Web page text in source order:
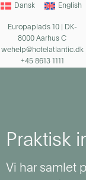
Dansk English
Europaplads 10 | DK-
8000 Aarhus C
wehelp@hotelatlantic.dk
+45 8613 1111
Praktisk
Vi har samlet